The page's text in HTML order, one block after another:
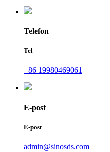
Telefon
Tel
+86 19980469061
E-post
E-post
admin@sinosds.com